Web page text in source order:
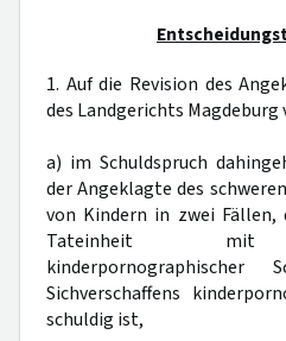
1. Auf die Revision des
des Landgerichts Magdeburg
a) im Schuldspruch
der Angeklagte des
von Kindern in zwei
Tateinheit mit
kinderpornographischer
Sichverschaffens
schuldig ist,